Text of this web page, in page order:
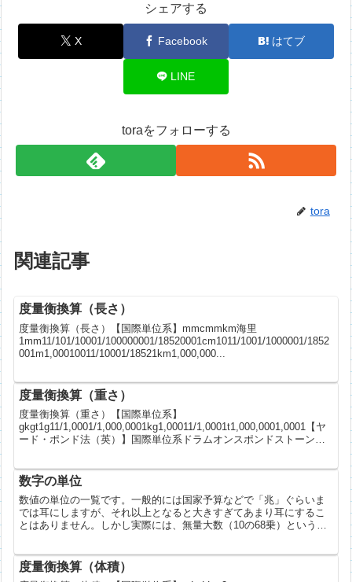
シェアする
X Facebook はてブ
LINE
toraをフォローする
tora
関連記事
度量衡換算（長さ）
度量衡換算（長さ）【国際単位系】mmcmmkm海里
1mm11/101/10001/100000001/18520001cm1011/1001/1000001/1852
001m1,00010011/10001/18521km1,000,000...
度量衡換算（重さ）
度量衡換算（重さ）【国際単位系】
gkgt1g11/1,0001/1,000,0001kg1,00011/1,0001t1,000,0001,0001【ヤ
ード・ポンド法（英）】国際単位系ドラムオンスポンドストーン英
数字の単位
数値の単位の一覧です。一般的には国家予算などで「兆」ぐらいま
では耳にしますが、それ以上となると大きすぎてあまり耳にするこ
とはありません。しかし実際には、無量大数（10の68乗）というと
度量衡換算（体積）